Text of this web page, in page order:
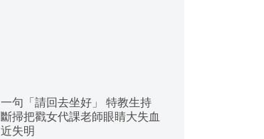
一句「請回去坐好」 特教生持
斷掃把戳女代課老師眼睛大失血
近失明